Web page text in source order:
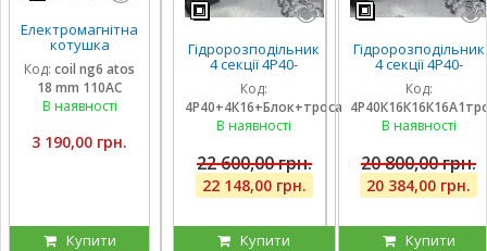
Електромагнітна
котушка
соленоїд Atos
110 вольтів
внутрішній
діаметр 18 мм
Код: coil ng6 atos
18 mm 110AC
В наявності
3 190,00 грн.
Купити
Гідророзподільник
4 секції 4Р40-
К16К16А1А1 з
плаваючими на 3
секції, троса та
блок важелів на 4
Код:
4Р40+4К16+Блок+троса
В наявності
22 600,00 грн.
22 148,00 грн.
Купити
Гідророзподільник
4 секції 4Р40-
К16К16К16А1 з
плаваючими на 3
секції, троса та
блок важелів на 4
Код:
В наявності
20 800,00 грн.
20 384,00 грн.
Купити